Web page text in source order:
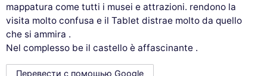
mappatura come tutti i musei e attrazioni. rendono la
visita molto confusa e il Tablet distrae molto da quello
che si ammira .
Nel complesso be il castello è affascinante .
Перевести с помощью Google